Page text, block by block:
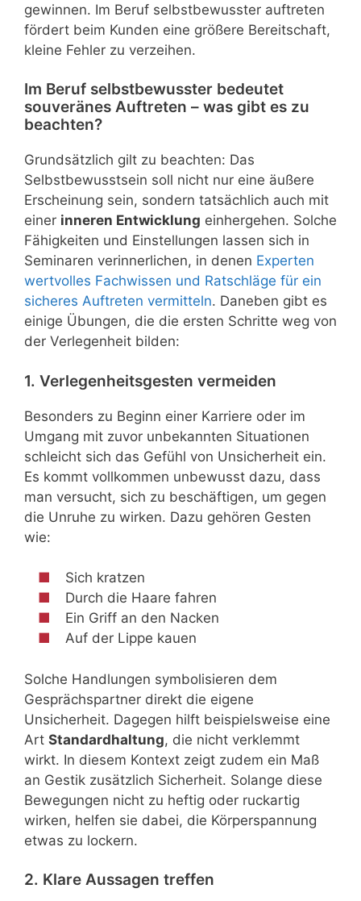
gewinnen. Im Beruf selbstbewusster auftreten
fördert beim Kunden eine größere Bereitschaft,
kleine Fehler zu verzeihen.
Im Beruf selbstbewusster bedeutet
souveränes Auftreten – was gibt es zu
beachten?
Grundsätzlich gilt zu beachten: Das
Selbstbewusstsein soll nicht nur eine äußere
Erscheinung sein, sondern tatsächlich auch mit
einer inneren Entwicklung einhergehen. Solche
Fähigkeiten und Einstellungen lassen sich in
Seminaren verinnerlichen, in denen Experten
wertvolles Fachwissen und Ratschläge für ein
sicheres Auftreten vermitteln. Daneben gibt es
einige Übungen, die die ersten Schritte weg von
der Verlegenheit bilden:
1. Verlegenheitsgesten vermeiden
Besonders zu Beginn einer Karriere oder im
Umgang mit zuvor unbekannten Situationen
schleicht sich das Gefühl von Unsicherheit ein.
Es kommt vollkommen unbewusst dazu, dass
man versucht, sich zu beschäftigen, um gegen
die Unruhe zu wirken. Dazu gehören Gesten
wie:
Sich kratzen
Durch die Haare fahren
Ein Griff an den Nacken
Auf der Lippe kauen
Solche Handlungen symbolisieren dem
Gesprächspartner direkt die eigene
Unsicherheit. Dagegen hilft beispielsweise eine
Art Standardhaltung, die nicht verklemmt
wirkt. In diesem Kontext zeigt zudem ein Maß
an Gestik zusätzlich Sicherheit. Solange diese
Bewegungen nicht zu heftig oder ruckartig
wirken, helfen sie dabei, die Körperspannung
etwas zu lockern.
2. Klare Aussagen treffen